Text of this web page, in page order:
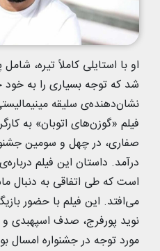
او با استایلی کاملاً تیره،
شد که توجه بسیاری را به
نشان‌دهنده‌ی سلیقه
فیلم «گوزن‌های اتوبان» به
صفاری، در چهل و سومین
درآمد. داستان این فیلم
است که طی اتفاقی به دنبال
می‌افتد. این فیلم با حضور
نوید پورفرج، صدف اسپهبدی و
مورد توجه در جشنواره امسال